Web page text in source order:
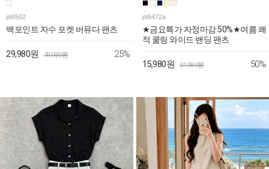
pt6502
백포인트 자수 포켓 버뮤다 팬츠
29,980원 39,980원 25%
pt6472a
★금요특가 자정마감 50%★여름 쾌
적 쿨링 와이드 밴딩 팬츠
15,980원 31,980원 50%